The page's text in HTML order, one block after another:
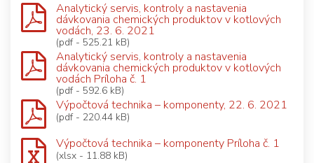
Analytický servis, kontroly a nastavenia
dávkovania chemických produktov v kotlových
vodách, 23. 6. 2021
(pdf - 525.21 kB)
Analytický servis, kontroly a nastavenia
dávkovania chemických produktov v kotlových
vodách Príloha č. 1
(pdf - 592.6 kB)
Výpočtová technika – komponenty, 22. 6. 2021
(pdf - 220.44 kB)
Výpočtová technika – komponenty Príloha č. 1
(xlsx - 11.88 kB)